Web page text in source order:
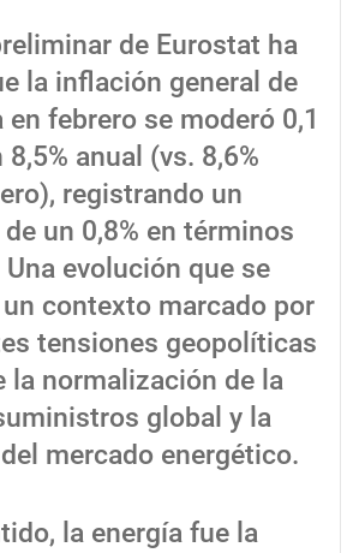
de Eurostat ha
la inflación general de
en febrero se moderó 0,1
anual (vs. 8,6%
registrando un
un 0,8% en términos
evolución que se
contexto marcado por
tensiones geopolíticas
la normalización de la
global y la
mercado energético.
la energía fue la